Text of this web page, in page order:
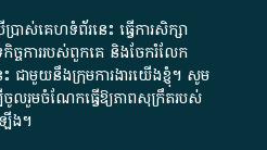
ាស់គេហទំព័រនេះ ធ្វើការសិក្សា
កិច្ចការ​របស់ពួកគេ និងចែករំលែក
ះ ជាមួយនឹងក្រុមការងារយើងខ្ញុំ។ សូម
ចូលរួមចំណែកធ្វើឱ្យភាពសុក្រឹតរបស់
ើង។